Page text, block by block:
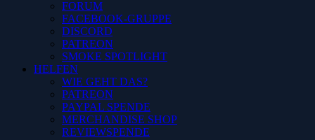
FORUM
FACEBOOK-GRUPPE
DISCORD
PATREON
SMOKE SPOTLIGHT
HELFEN
WIE GEHT DAS?
PATREON
PAYPAL SPENDE
MERCHANDISE SHOP
REVIEWSPENDE